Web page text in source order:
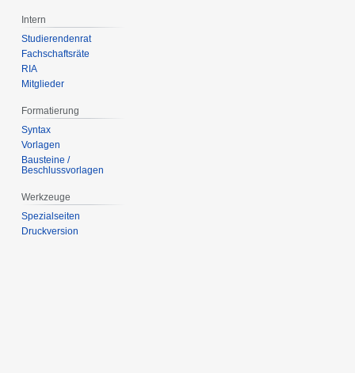
Intern
Studierendenrat
Fachschaftsräte
RIA
Mitglieder
Formatierung
Syntax
Vorlagen
Bausteine /
Beschlussvorlagen
Werkzeuge
Spezialseiten
Druckversion